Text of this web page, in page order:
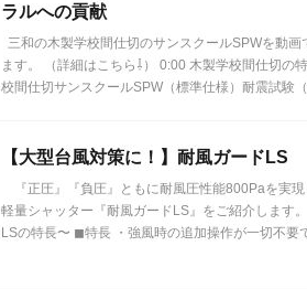
ラルへの貢献
三和の木製学校間仕切のサンスクールSPWを動画
ます。 （詳細はこちら⇩） 0:00 木製学校間仕切の
校間仕切サンスクールSPW（標準仕様）耐震試験（
【大型台風対策に！】耐風ガードLS
『正圧』『負圧』ともに耐風圧性能800Paを実
軽量シャッター『耐風ガードLS』をご紹介します
LSの特長〜 ◼︎特長 ・強風時の追加操作が一切不要